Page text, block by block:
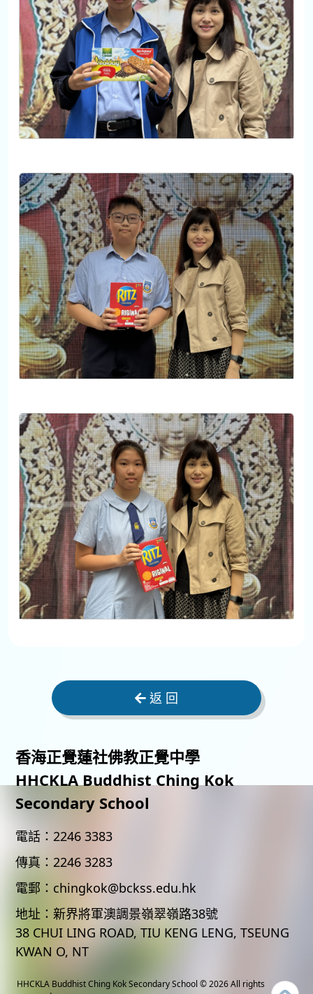
返 回
香海正覺蓮社佛教正覺中學
HHCKLA Buddhist Ching Kok
Secondary School
電話： 2246 3383
傳真： 2246 3283
電郵： chingkok@bckss.edu.hk
地址： 新界將軍澳調景嶺翠嶺路38號
38 CHUI LING ROAD, TIU KENG LENG, TSEUNG
KWAN O, NT
HHCKLA Buddhist Ching Kok Secondary School © 2026 All rights